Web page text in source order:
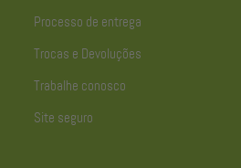
Processo de entrega
Trocas e Devoluções
Trabalhe conosco
Site seguro